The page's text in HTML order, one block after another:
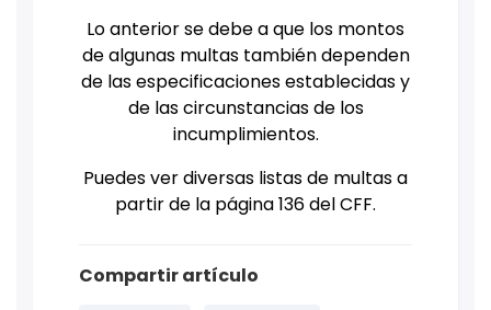
Lo anterior se debe a que los montos
de algunas multas también dependen
de las especificaciones establecidas y
de las circunstancias de los
incumplimientos.
Puedes ver diversas listas de multas a
partir de la página 136 del CFF.
Compartir artículo